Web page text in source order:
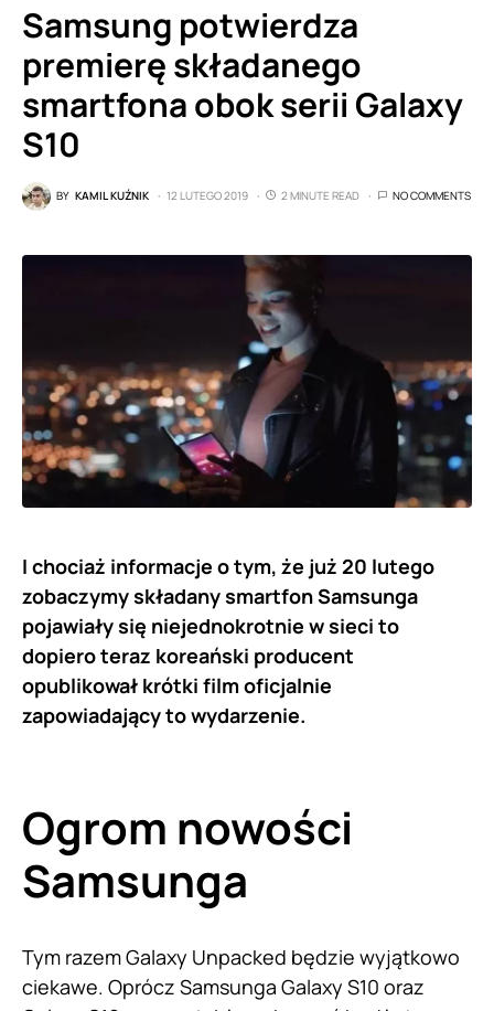
Samsung potwierdza
premierę składanego
smartfona obok serii Galaxy
S10
BY KAMIL KUŹNIK 12 LUTEGO 2019 2 MINUTE READ NO COMMENTS
I chociaż informacje o tym, że już 20 lutego
zobaczymy składany smartfon Samsunga
pojawiały się niejednokrotnie w sieci to
dopiero teraz koreański producent
opublikował krótki film oficjalnie
zapowiadający to wydarzenie.
Ogrom nowości
Samsunga
Tym razem Galaxy Unpacked będzie wyjątkowo
ciekawe. Oprócz Samsunga Galaxy S10 oraz